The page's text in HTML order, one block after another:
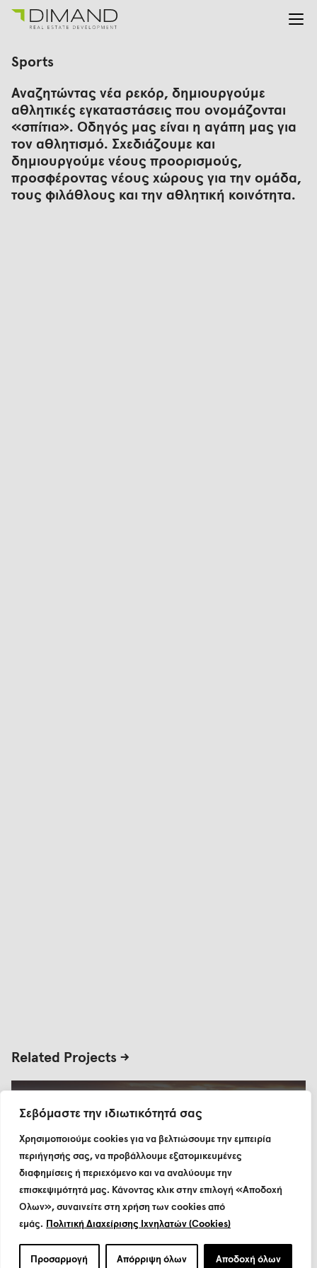
Σεβόμαστε την ιδιωτικότητά σας
Χρησιμοποιούμε cookies για να βελτιώσουμε την εμπειρία
περιήγησής σας, να προβάλλουμε εξατομικευμένες
διαφημίσεις ή περιεχόμενο και να αναλύουμε την
επισκεψιμότητά μας. Κάνοντας κλικ στην επιλογή «Αποδοχή
Όλων», συναινείτε στη χρήση των cookies από
εμάς. Πολιτική Διαχείρισης Ιχνηλατών (Cookies)
Προσαρμογή Απόρριψη όλων Αποδοχή όλων
Για εμάς
Επενδυτικές Σχέσεις
Νέα
En Gr
Sports
Αναζητώντας νέα ρεκόρ, δημιουργούμε
αθλητικές εγκαταστάσεις που ονομάζονται
«σπίτια». Οδηγός μας είναι η αγάπη μας για
τον αθλητισμό. Σχεδιάζουμε και
δημιουργούμε νέους προορισμούς,
προσφέροντας νέους χώρους για την ομάδα,
τους φιλάθλους και την αθλητική κοινότητα.
Related Projects ->